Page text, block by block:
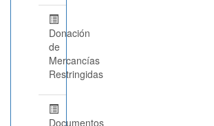
Donación
de
Mercancías
Restringidas
Documentos